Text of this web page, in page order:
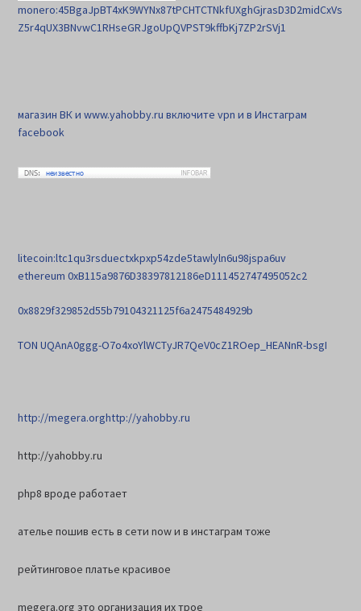
monero:45BgaJpBT4xK9WYNx87tPCHTCTNkfUXghGjrasD3D2midCxVs
Z5r4qUX3BNvwC1RHseGRJgoUpQVPST9kffbKj7ZP2rSVj1
магазин ВК и www.yahobby.ru включите vpn и в Инстаграм
facebook
litecoin:ltc1qu3rsduectxkpxp54zde5tawlyln6u98jspa6uv
ethereum 0xB115a9876D38397812186eD111452747495052c2
0x8829f329852d55b79104321125f6a2475484929b
TON UQAnA0ggg-O7o4xoYlWCTyJR7QeV0cZ1ROep_HEANnR-bsgI
http://megera.orghttp://yahobby.ru
http://yahobby.ru
php8 вроде работает
ателье пошив есть в сети now и в инстаграм тоже
рейтинговое платье красивое
megera.org это организация их трое